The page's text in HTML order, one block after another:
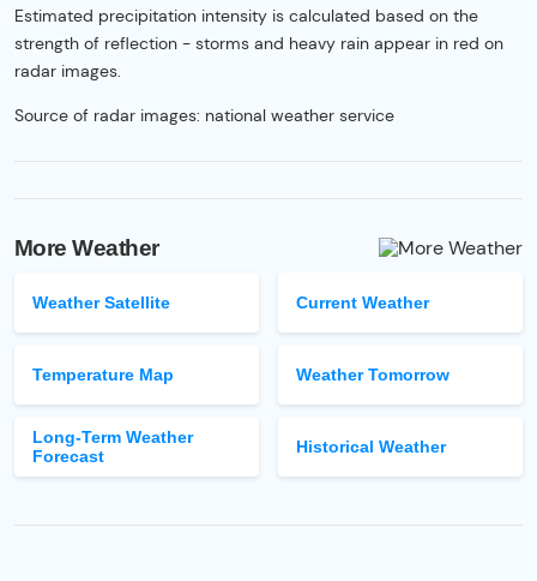
Estimated precipitation intensity is calculated based on the
strength of reflection - storms and heavy rain appear in red on
radar images.
Source of radar images: national weather service
More Weather
Weather Satellite
Temperature Map
Long-Term Weather
Forecast
Current Weather
Weather Tomorrow
Historical Weather